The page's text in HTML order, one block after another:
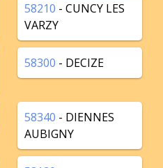
58210 - CUNCY LES
VARZY
58300 - DECIZE
58340 - DIENNES
AUBIGNY